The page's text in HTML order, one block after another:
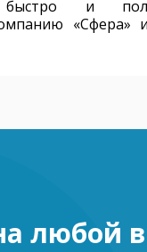
и
«Сфера»
любой